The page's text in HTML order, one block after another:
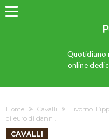
Quotidiano
online
Home Cavalli
Livorno.
di euro di danni.
CAVALLI